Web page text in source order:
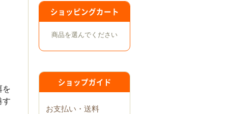
を
す
ショッピングカート
商品を選んでください
ショップガイド
お支払い・送料